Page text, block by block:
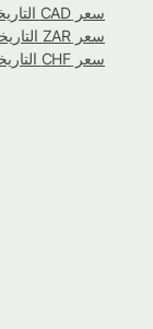
سعر CAD التاريخي
سعر ZAR التاريخي
سعر CHF التاريخي